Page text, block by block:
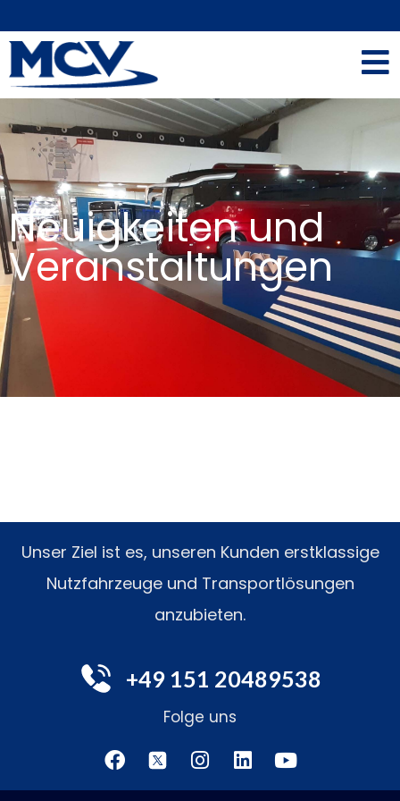
Neuigkeiten und
Veranstaltungen
Unser Ziel ist es, unseren Kunden erstklassige
Nutzfahrzeuge und Transportlösungen
anzubieten.
+49 151 20489538
Folge uns